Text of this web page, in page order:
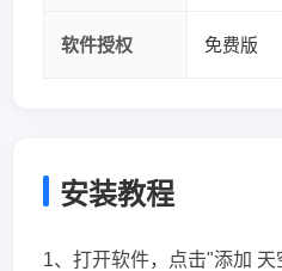
软件授权 免费版
安装教程
1、打开软件，点击"添加